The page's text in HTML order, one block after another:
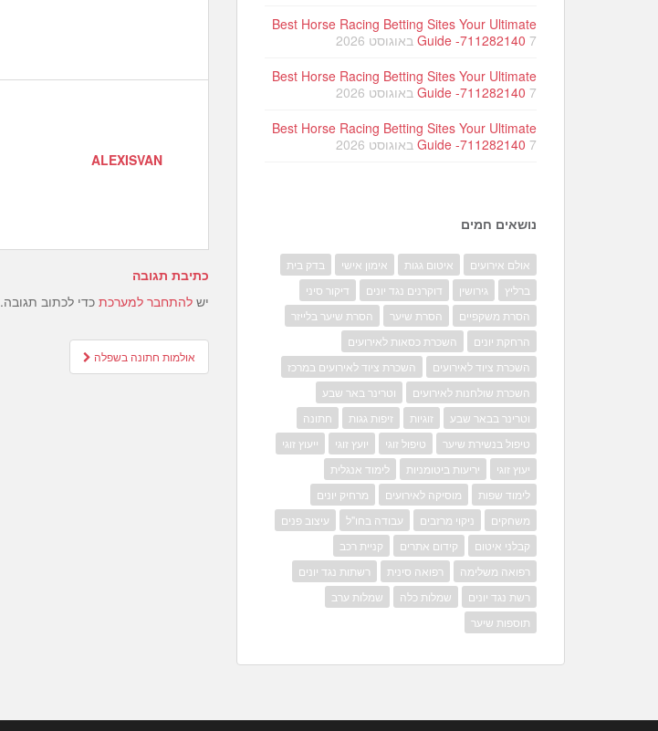
ALEXISVAN
כתיבת תגובה
יש להתחבר למערכת כדי לכתוב תגובה.
Post
navigation
אולמות חתונה בשפלה
Best Horse Racing Betting Sites Your Ultimate
Guide -711282140 7 באוגוסט 2026
Best Horse Racing Betting Sites Your Ultimate
Guide -711282140 7 באוגוסט 2026
Best Horse Racing Betting Sites Your Ultimate
Guide -711282140 7 באוגוסט 2026
נושאים חמים
אולם אירועים איטום גגות אימון אישי
בדק בית
ברליץ
גירושין דוקרנים נגד יונים
דיקור סיני
הסרת משקפיים
הסרת שיער
הסרת שיער בלייזר
הרחקת יונים
השכרת כסאות לאירועים
השכרת ציוד לאירועים
השכרת ציוד לאירועים במרכז
השכרת שולחנות לאירועים
וטרינר באר שבע
וטרינר בבאר שבע
זוגיות זיפות גגות
חתונה
טיפול בנשירת שיער
טיפול זוגי יועץ זוגי
ייעוץ זוגי
יעוץ זוגי
יריעות ביטומניות
לימוד אנגלית
לימוד שפות
מוסיקה לאירועים
מרחיק יונים
משחקים
ניקוי מרזבים עבודה בחו"ל
עיצוב פנים
קבלני איטום
קידום אתרים
קניית רכב
רפואה משלימה
רפואה סינית
רשתות נגד יונים
רשת נגד יונים
שמלות כלה
שמלות ערב
תוספות שיער